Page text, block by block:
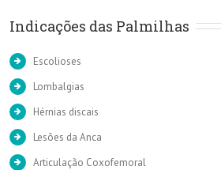
Indicações das Palmilhas
Escolioses
Lombalgias
Hérnias discais
Lesões da Anca
Articulação Coxofemoral